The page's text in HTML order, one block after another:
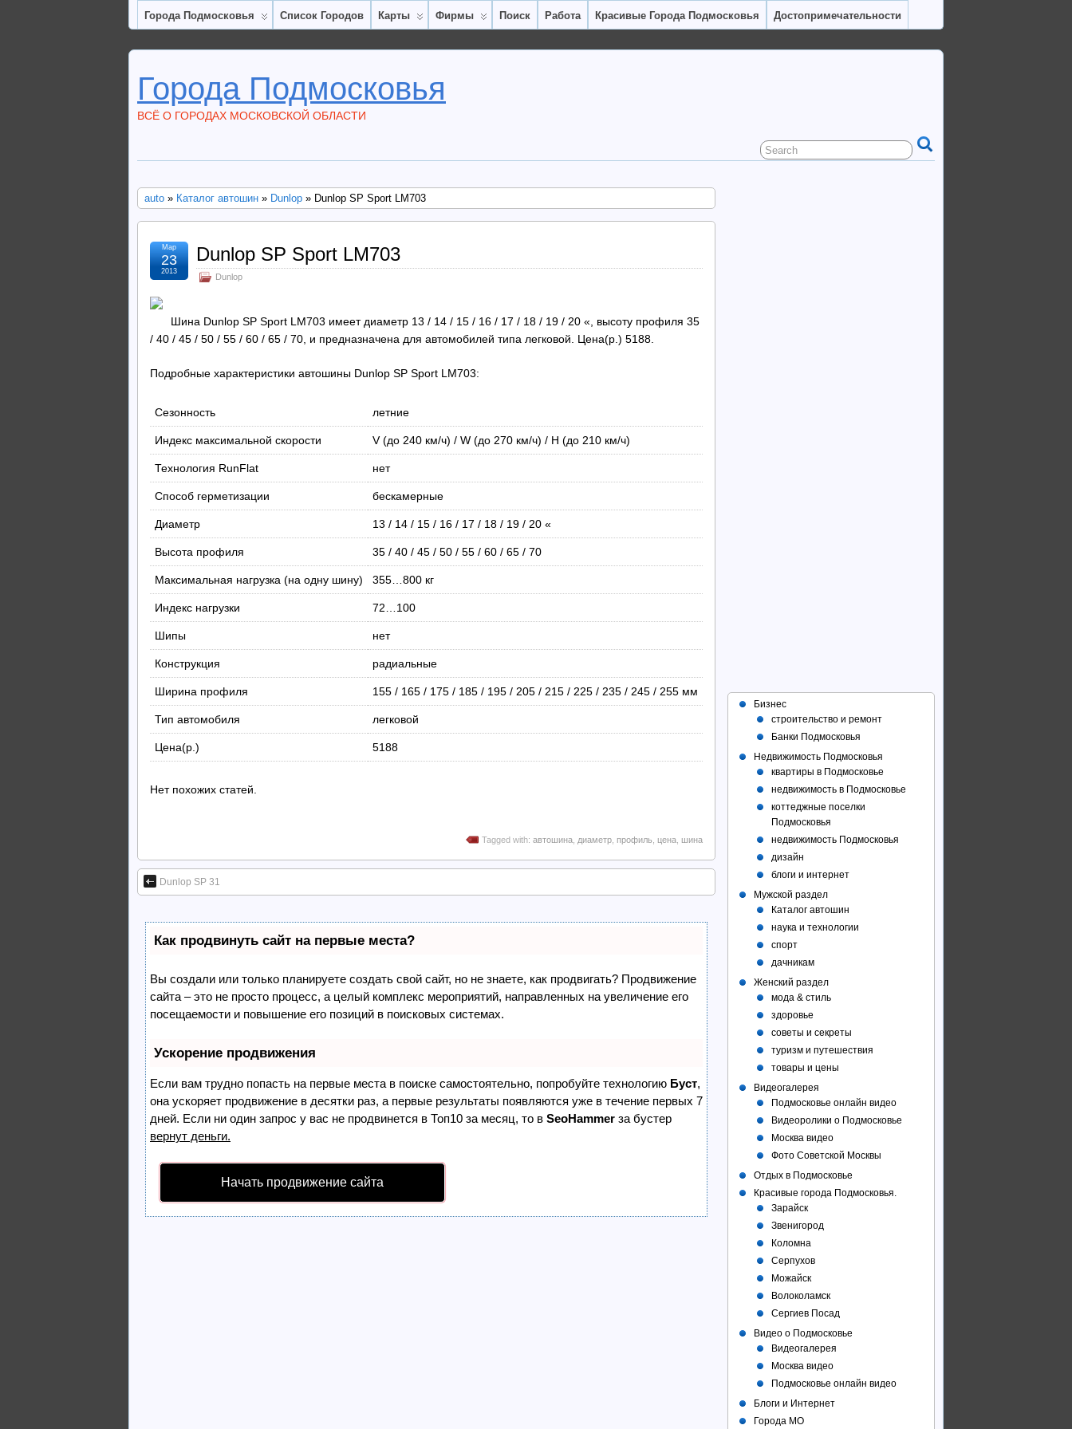
Города Подмосковья Список Городов Карты Фирмы Поиск Работа Красивые Города Подмосковья Достопримечательности
Города Подмосковья
ВСЁ О ГОРОДАХ МОСКОВСКОЙ ОБЛАСТИ
auto » Каталог автошин » Dunlop » Dunlop SP Sport LM703
Dunlop SP Sport LM703
Dunlop
Мар
23
2013
Шина Dunlop SP Sport LM703 имеет диаметр 13 / 14 / 15 / 16 / 17 / 18 / 19 / 20 «, высоту профиля 35
/ 40 / 45 / 50 / 55 / 60 / 65 / 70, и предназначена для автомобилей типа легковой. Цена(р.) 5188.
Подробные характеристики автошины Dunlop SP Sport LM703:
Сезонность летние
Индекс максимальной скорости V (до 240 км/ч) / W (до 270 км/ч) / H (до 210 км/ч)
Технология RunFlat нет
Способ герметизации бескамерные
Диаметр 13 / 14 / 15 / 16 / 17 / 18 / 19 / 20 «
Высота профиля 35 / 40 / 45 / 50 / 55 / 60 / 65 / 70
Максимальная нагрузка (на одну шину) 355…800 кг
Индекс нагрузки 72…100
Шипы нет
Конструкция радиальные
Ширина профиля 155 / 165 / 175 / 185 / 195 / 205 / 215 / 225 / 235 / 245 / 255 мм
Тип автомобиля легковой
Цена(р.) 5188
Нет похожих статей.
Tagged with: автошина, диаметр, профиль, цена, шина
Dunlop SP 31
Как продвинуть сайт на первые места?
Вы создали или только планируете создать свой сайт, но не знаете, как продвигать? Продвижение
сайта – это не просто процесс, а целый комплекс мероприятий, направленных на увеличение его
посещаемости и повышение его позиций в поисковых системах.
Ускорение продвижения
Если вам трудно попасть на первые места в поиске самостоятельно, попробуйте технологию Буст,
она ускоряет продвижение в десятки раз, а первые результаты появляются уже в течение первых 7
дней. Если ни один запрос у вас не продвинется в Топ10 за месяц, то в SeoHammer за бустер
вернут деньги.
Начать продвижение сайта
Бизнес
строительство и ремонт
Банки Подмосковья
Недвижимость Подмосковья
квартиры в Подмосковье
недвижимость в Подмосковье
коттеджные поселки
Подмосковья
недвижимость Подмосковья
дизайн
блоги и интернет
Мужской раздел
Каталог автошин
наука и технологии
спорт
дачникам
Женский раздел
мода & стиль
здоровье
советы и секреты
туризм и путешествия
товары и цены
Видеогалерея
Подмосковье онлайн видео
Видеоролики о Подмосковье
Москва видео
Фото Советcкой Москвы
Отдых в Подмосковье
Красивые города Подмосковья.
Зарайск
Звенигород
Коломна
Серпухов
Можайск
Волоколамск
Сергиев Посад
Видео о Подмосковье
Видеогалерея
Москва видео
Подмосковье онлайн видео
Блоги и Интернет
Города МО